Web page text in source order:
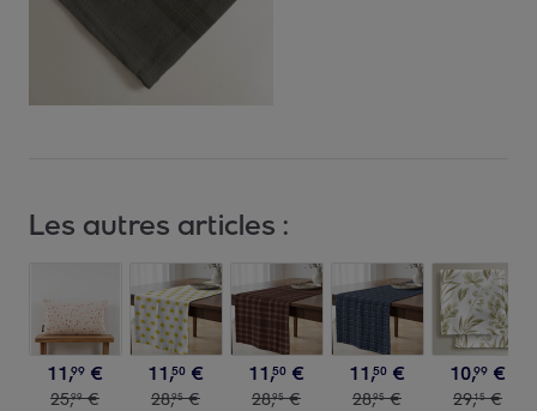
Les autres articles :
11,99 €
25,99 €
11,50 €
28,95 €
11,50 €
28,95 €
11,50 €
28,95 €
10,99 €
29,15 €